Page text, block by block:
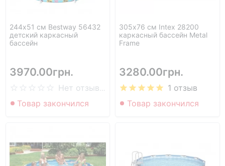
244х51 см Bestway 56432
детский каркасный
бассейн
3970.00грн.
Товар закончился
305х76 см Intex 28200
каркасный бассейн Metal
Frame
3280.00грн.
1 отзыв
Товар закончился